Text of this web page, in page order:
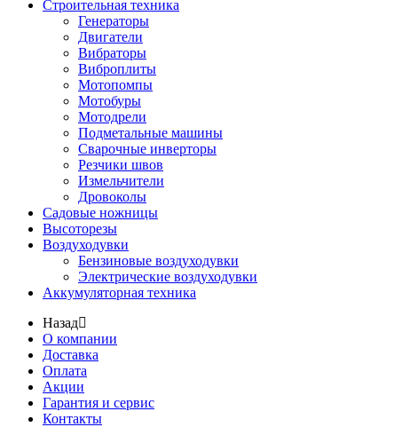
Строительная техника
Генераторы
Двигатели
Вибраторы
Виброплиты
Мотопомпы
Мотобуры
Мотодрели
Подметальные машины
Сварочные инверторы
Резчики швов
Измельчители
Дровоколы
Садовые ножницы
Высоторезы
Воздуходувки
Бензиновые воздуходувки
Электрические воздуходувки
Аккумуляторная техника
Назад
О компании
Доставка
Оплата
Акции
Гарантия и сервис
Контакты